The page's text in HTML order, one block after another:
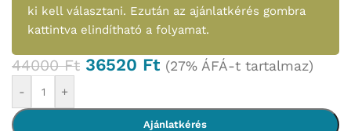
ki kell választani. Ezután az ajánlatkérés gombra
kattintva elindítható a folyamat.
44000Ft 36520 Ft (27% ÁFÁ-t tartalmaz)
- +
Ajánlatkérés